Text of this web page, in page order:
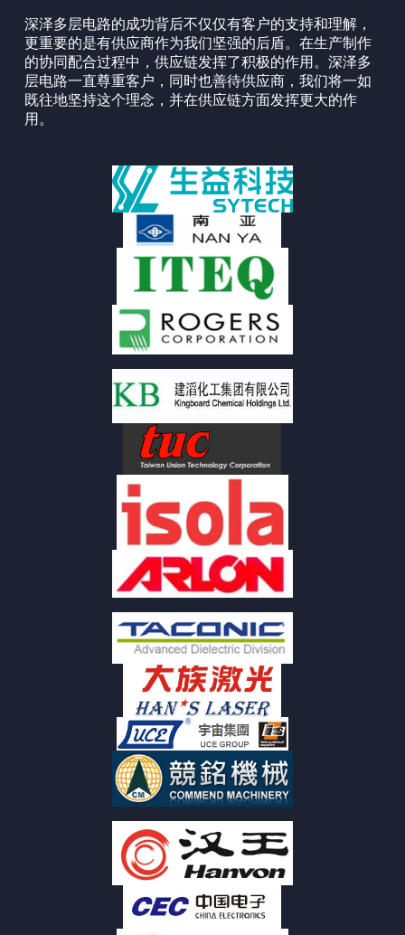
深泽多层电路的成功背后不仅仅有客户的支持和理解，
更重要的是有供应商作为我们坚强的后盾。在生产制作
的协同配合过程中，供应链发挥了积极的作用。深泽多
层电路一直尊重客户，同时也善待供应商，我们将一如
既往地坚持这个理念，并在供应链方面发挥更大的作
用。